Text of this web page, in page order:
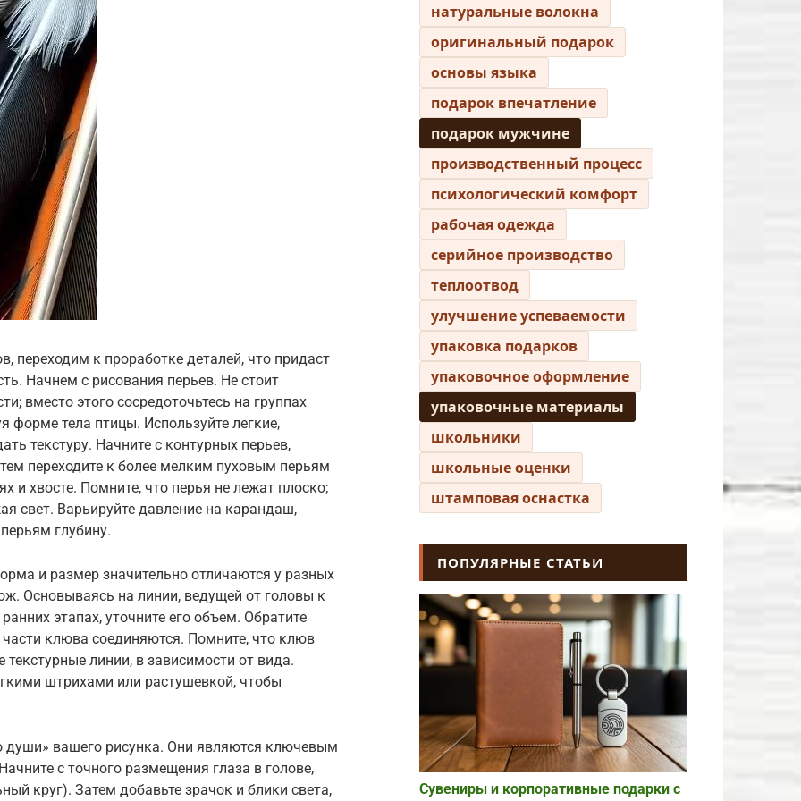
переходим к проработке деталей, что придаст
Начнем с рисования перьев. Не стоит
вместо этого сосредоточьтесь на группах
форме тела птицы. Используйте легкие,
текстуру. Начните с контурных перьев,
переходите к более мелким пуховым перьям
хвосте. Помните, что перья не лежат плоско;
свет. Варьируйте давление на карандаш,
глубину.
и размер значительно отличаются у разных
Основываясь на линии, ведущей от головы к
этапах, уточните его объем. Обратите
клюва соединяются. Помните, что клюв
линии, в зависимости от вида.
штрихами или растушевкой, чтобы
души» вашего рисунка. Они являются ключевым
с точного размещения глаза в голове,
круг). Затем добавьте зрачок и блики света,
натуральные волокна
оригинальный подарок
основы языка
подарок впечатление
подарок мужчине
производственный процесс
психологический комфорт
рабочая одежда
серийное производство
теплоотвод
улучшение успеваемости
упаковка подарков
упаковочное оформление
упаковочные материалы
школьники
школьные оценки
штамповая оснастка
ПОПУЛЯРНЫЕ СТАТЬИ
Сувениры и корпоративные подарки с